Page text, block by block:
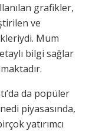
grafikler,
ve
Mum
bilgi sağlar
da popüler
piyasasında,
yatırımcı